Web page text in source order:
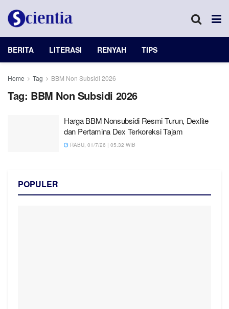
BERITA LITERASI RENYAH TIPS
Home Tag BBM Non Subsidi 2026
Tag: BBM Non Subsidi 2026
Harga BBM Nonsubsidi Resmi Turun, Dexlite
dan Pertamina Dex Terkoreksi Tajam
RABU, 01/7/26 | 05:32 WIB
POPULER